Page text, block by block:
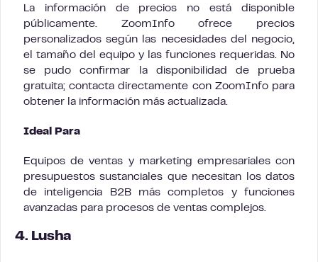
La información de precios no está disponible
públicamente. ZoomInfo ofrece precios
personalizados según las necesidades del negocio,
el tamaño del equipo y las funciones requeridas. No
se pudo confirmar la disponibilidad de prueba
gratuita; contacta directamente con ZoomInfo para
obtener la información más actualizada.
Ideal Para
Equipos de ventas y marketing empresariales con
presupuestos sustanciales que necesitan los datos
de inteligencia B2B más completos y funciones
avanzadas para procesos de ventas complejos.
4. Lusha